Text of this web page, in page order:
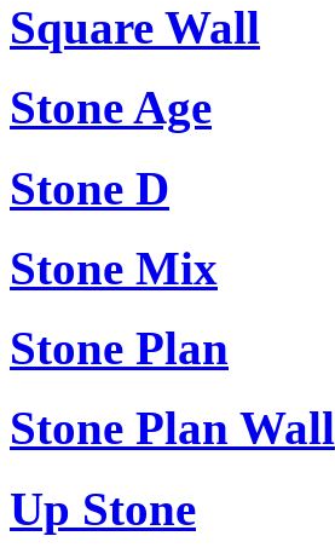
Square Wall
Stone Age
Stone D
Stone Mix
Stone Plan
Stone Plan Wall
Up Stone